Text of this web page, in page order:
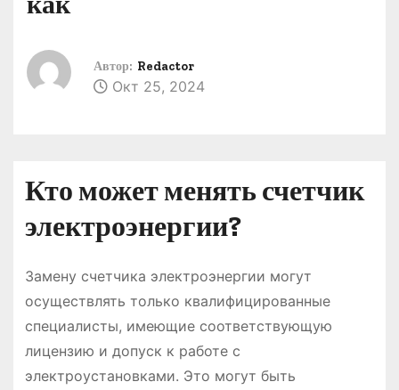
Автор: Redactor
Окт 25, 2024
Кто может менять счетчик
электроэнергии?
Замену счетчика электроэнергии могут
осуществлять только квалифицированные
специалисты, имеющие соответствующую
лицензию и допуск к работе с
электроустановками. Это могут быть